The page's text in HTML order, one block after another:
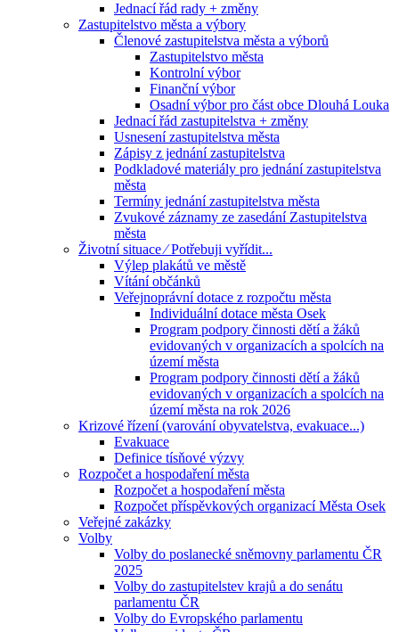
Jednací řád rady + změny
Zastupitelstvo města a výbory
Členové zastupitelstva města a výborů
Zastupitelstvo města
Kontrolní výbor
Finanční výbor
Osadní výbor pro část obce Dlouhá Louka
Jednací řád zastupitelstva + změny
Usnesení zastupitelstva města
Zápisy z jednání zastupitelstva
Podkladové materiály pro jednání zastupitelstva
města
Termíny jednání zastupitelstva města
Zvukové záznamy ze zasedání Zastupitelstva
města
Životní situace ⁄ Potřebuji vyřídit...
Výlep plakátů ve městě
Vítání občánků
Veřejnoprávní dotace z rozpočtu města
Individuální dotace města Osek
Program podpory činnosti dětí a žáků
evidovaných v organizacích a spolcích na
území města
Program podpory činnosti dětí a žáků
evidovaných v organizacích a spolcích na
území města na rok 2026
Krizové řízení (varování obyvatelstva, evakuace...)
Evakuace
Definice tísňové výzvy
Rozpočet a hospodaření města
Rozpočet a hospodaření města
Rozpočet příspěvkových organizací Města Osek
Veřejné zakázky
Volby
Volby do poslanecké sněmovny parlamentu ČR
2025
Volby do zastupitelstev krajů a do senátu
parlamentu ČR
Volby do Evropského parlamentu